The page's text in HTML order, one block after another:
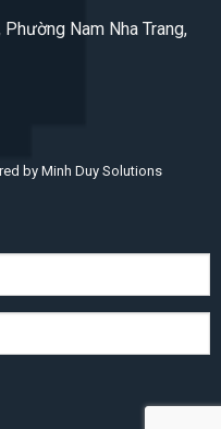
Nam Nha Trang,
by Minh Duy Solutions